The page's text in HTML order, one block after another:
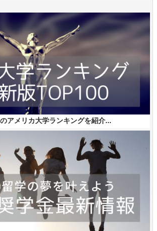
アメリカ大学ランキングを紹介...